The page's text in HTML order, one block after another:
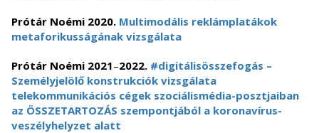
Prótár Noémi 2020. Multimodális reklámplatákok
metaforikusságának vizsgálata
Prótár Noémi 2021–2022. #digitálisösszefogás –
Személyjelölő konstrukciók vizsgálata
telekommunikációs cégek szociálismédia-posztjaiban
az ÖSSZETARTOZÁS szempontjából a koronavírus-
veszélyhelyzet alatt